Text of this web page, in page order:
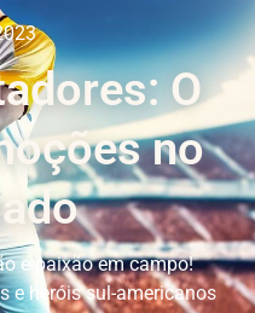
O
no
e paixão em campo!
e heróis sul-americanos